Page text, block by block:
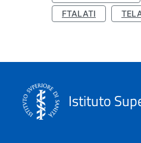
FTALATI
Istituto